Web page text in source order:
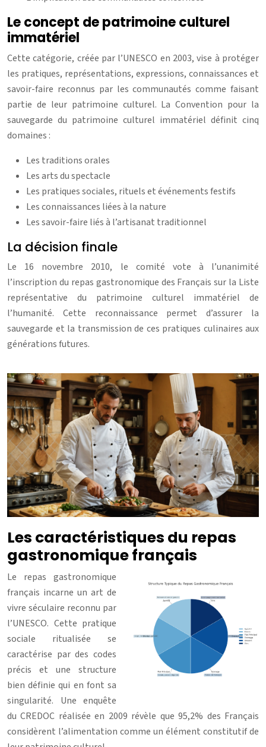
Le concept de patrimoine culturel
immatériel
Cette catégorie, créée par l’UNESCO en 2003, vise à protéger
les pratiques, représentations, expressions, connaissances et
savoir-faire reconnus par les communautés comme faisant
partie de leur patrimoine culturel. La Convention pour la
sauvegarde du patrimoine culturel immatériel définit cinq
domaines :
Les traditions orales
Les arts du spectacle
Les pratiques sociales, rituels et événements festifs
Les connaissances liées à la nature
Les savoir-faire liés à l’artisanat traditionnel
La décision finale
Le 16 novembre 2010, le comité vote à l’unanimité
l’inscription du repas gastronomique des Français sur la Liste
représentative du patrimoine culturel immatériel de
l’humanité. Cette reconnaissance permet d’assurer la
sauvegarde et la transmission de ces pratiques culinaires aux
générations futures.
Les caractéristiques du repas
gastronomique français
Le repas gastronomique
français incarne un art de
vivre séculaire reconnu par
l’UNESCO. Cette pratique
sociale ritualisée se
caractérise par des codes
précis et une structure
bien définie qui en font sa
singularité. Une enquête
du CREDOC réalisée en 2009 révèle que 95,2% des Français
considèrent l’alimentation comme un élément constitutif de